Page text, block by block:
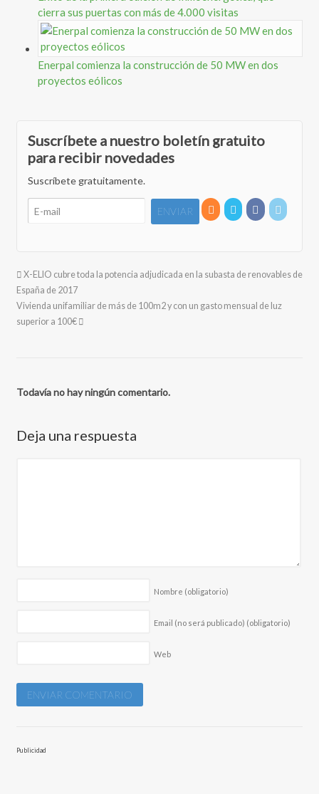
cierra sus puertas con más de 4.000 visitas
Enerpal comienza la construcción de 50 MW en dos
proyectos eólicos
Suscríbete a nuestro boletín gratuito
para recibir novedades
Suscríbete gratuitamente.
X-ELIO cubre toda la potencia adjudicada en la subasta de renovables de
España de 2017
Vivienda unifamiliar de más de 100m2 y con un gasto mensual de luz
superior a 100€
Todavía no hay ningún comentario.
Deja una respuesta
Nombre (obligatorio)
Email (no será publicado) (obligatorio)
Web
Publicidad